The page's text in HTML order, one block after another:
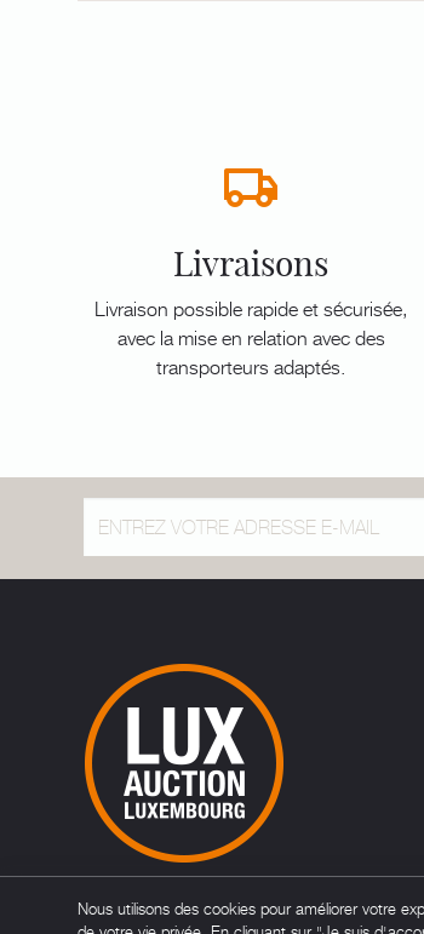
Livraisons
Livraison possible rapide et sécurisée,
avec la mise en relation avec des
transporteurs adaptés.
Nous utilisons des cookies pour améliorer votre